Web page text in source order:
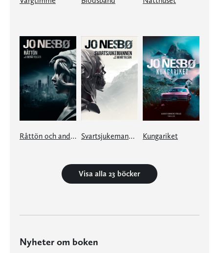
Råttön och andra berättelser Svartsjukemannen och andra berättelser Kungariket
Visa alla 23 böcker
Nyheter om boken